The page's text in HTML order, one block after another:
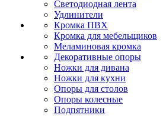
Светодиодная лента
Удлинители
Кромка ПВХ
Кромка для мебельщиков
Меламиновая кромка
Декоративные опоры
Ножки для дивана
Ножки для кухни
Опоры для столов
Опоры колесные
Подпятники